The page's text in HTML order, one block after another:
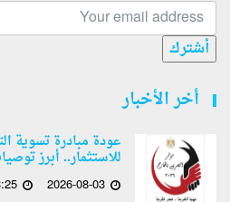
أشترك
أخر الأخبار
عودة مبادرة تسوية
للاستثمار.. أبرز
2026-08-03